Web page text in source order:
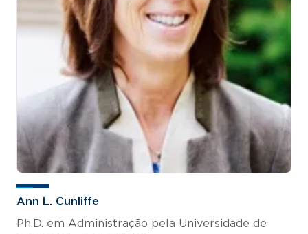
Ann L. Cunliffe
Ph.D. em Administração pela Universidade de